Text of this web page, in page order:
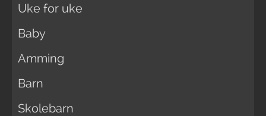
Uke for uke
Baby
Amming
Barn
Skolebarn